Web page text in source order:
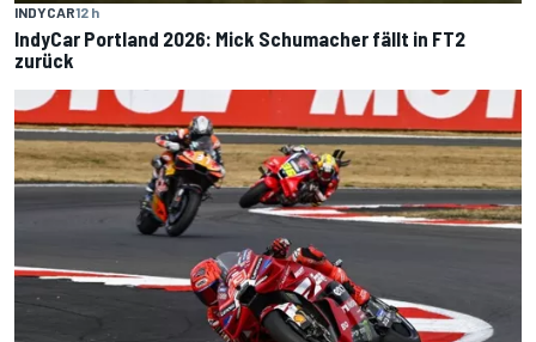
INDYCAR12 h
IndyCar Portland 2026: Mick Schumacher fällt in FT2
zurück